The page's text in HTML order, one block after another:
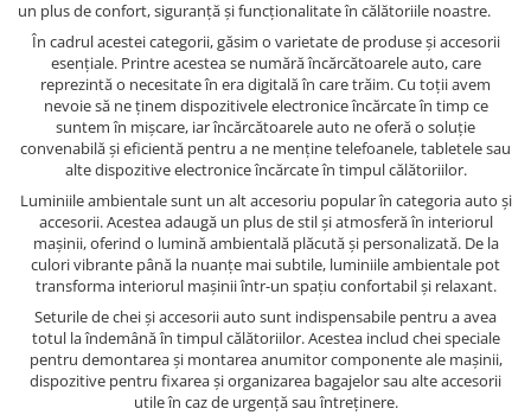
un plus de confort, siguranță și funcționalitate în călătoriile noastre.
În cadrul acestei categorii, găsim o varietate de produse și accesorii
esențiale. Printre acestea se numără încărcătoarele auto, care
reprezintă o necesitate în era digitală în care trăim. Cu toții avem
nevoie să ne ținem dispozitivele electronice încărcate în timp ce
suntem în mișcare, iar încărcătoarele auto ne oferă o soluție
convenabilă și eficientă pentru a ne menține telefoanele, tabletele sau
alte dispozitive electronice încărcate în timpul călătoriilor.
Luminiile ambientale sunt un alt accesoriu popular în categoria auto și
accesorii. Acestea adaugă un plus de stil și atmosferă în interiorul
mașinii, oferind o lumină ambientală plăcută și personalizată. De la
culori vibrante până la nuanțe mai subtile, luminiile ambientale pot
transforma interiorul mașinii într-un spațiu confortabil și relaxant.
Seturile de chei și accesorii auto sunt indispensabile pentru a avea
totul la îndemână în timpul călătoriilor. Acestea includ chei speciale
pentru demontarea și montarea anumitor componente ale mașinii,
dispozitive pentru fixarea și organizarea bagajelor sau alte accesorii
utile în caz de urgență sau întreținere.